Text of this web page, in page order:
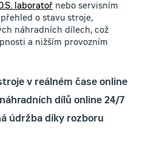
laboratoř nebo servisním
o stavu stroje,
náhradních dílech, což
a nižším provozním
v reálném čase online
dílů online 24/7
údržba díky rozboru